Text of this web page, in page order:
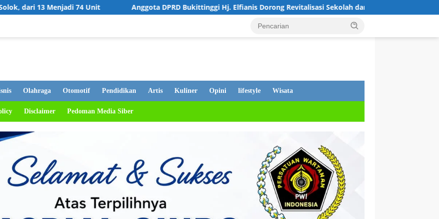
Anggota DPRD Bukittinggi Hj. Elfianis Dorong Revitalisasi Sekolah dan Perjuangkan Pembebasan Iuran Komite bagi
Olahraga Otomotif Pendidikan Artis Kuliner Opini lifestyle Wisata
Disclaimer Pedoman Media Siber